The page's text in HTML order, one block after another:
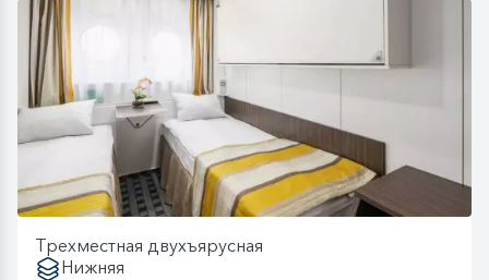
Трехместная двухъярусная
Нижняя